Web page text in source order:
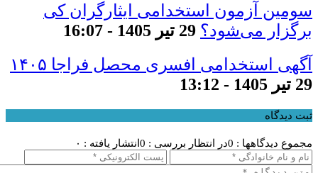
سومین آزمون استخدامی ایثارگران کی
برگزار می‌شود؟ 29 تیر 1405 - 16:07
آگهی استخدامی افسری محصل فراجا ۱۴۰۵
29 تیر 1405 - 13:12
ثبت دیدگاه
مجموع دیدگاهها : 0 در انتظار بررسی : 0 انتشار یافته : ۰